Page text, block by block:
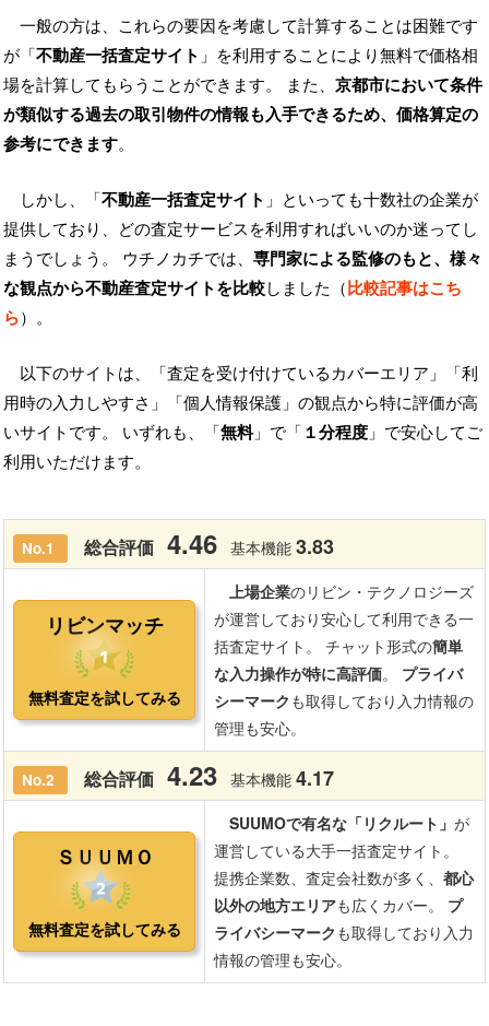
一般の方は、これらの要因を考慮して計算することは困難です
が「不動産一括査定サイト 」を利用することにより無料で価格相
場を計算してもらうことができます。 また、 京都市において条件
が類似する過去の取引物件の情報も入手できるため、価格算定の
参考にできます。
しかし、「不動産一括査定サイト 」といっても十数社の企業が
提供しており、どの査定サービスを利用すればいいのか迷ってし
まうでしょう。 ウチノカチでは、 専門家による監修のもと、様々
な観点から不動産査定サイトを比較しました（比較記事はこち
ら）。
以下のサイトは、「査定を受け付けているカバーエリア」「利
用時の入力しやすさ」「個人情報保護」の観点から特に評価が高
いサイトです。 いずれも、「無料」で「 １分程度 」で安心してご
利用いただけます。